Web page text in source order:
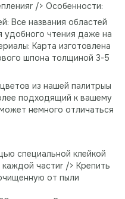
/> Особенности:
Все названия областей
удобного чтения даже на
Карта изготовлена
шпона толщиной 3-5
из нашей палитрыы
подходящий к вашему
немного отличаться
специальной клейкой
частиr /> Крепить
от пыли